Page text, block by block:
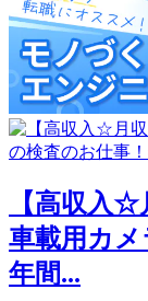
【高収入
車載用カメ
年間...